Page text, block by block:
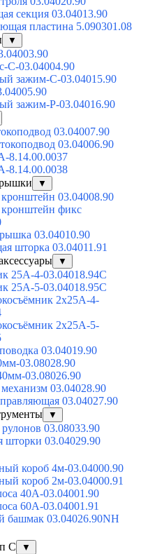
секция 03.04013.90
пластина 5.090301.08
▼
С-03.04004.90
зажим-С-03.04015.90
зажим-Р-03.04016.90
03.04007.90
03.04006.90
8.14.00.0037
8.14.00.0038
▼
03.04008.90
фикс
03.04010.90
шторка 03.04011.91
▼
25А-4-03.04018.94C
25А-5-03.04018.95C
2х25А-4-
2х25А-5-
03.04019.90
03.08028.90
03.08026.90
03.04028.90
03.04027.90
▼
03.08033.90
шторки 03.04029.90
короб 4м-03.04000.90
короб 2м-03.04000.91
40А-03.04001.90
60А-03.04001.91
башмак 03.04026.90NH
С ▼